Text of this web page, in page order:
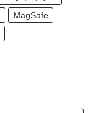
MagSafe